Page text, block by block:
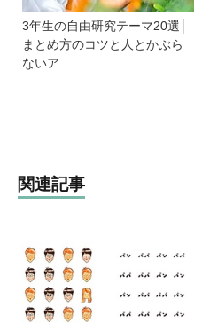
3年生の自由研究テーマ20選│
まとめ方のコツと人とかぶら
ないア...
関連記事